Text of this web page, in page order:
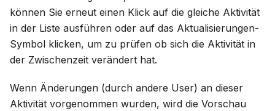
können Sie erneut einen Klick auf die gleiche Aktivität
in der Liste ausführen oder auf das Aktualisierungen-
Symbol klicken, um zu prüfen ob sich die Aktivität in
der Zwischenzeit verändert hat.
Wenn Änderungen (durch andere User) an dieser
Aktivität vorgenommen wurden, wird die Vorschau